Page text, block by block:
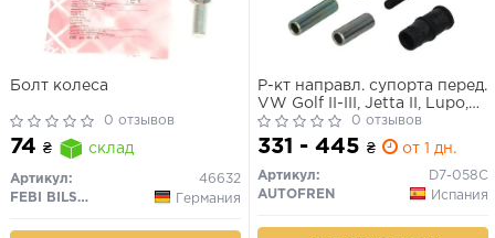
Болт колеса
0 отзывов
74 ₴ склад
Артикул:
46632
FEBI BILSTEIN
Германия
Р-кт направл. супорта перед.
VW Golf II-III, Jetta II, Lupo,
Passat, Polo, Vento /Seat
Arosa, Cordoba, Ibiza, Toledo I
/Skoda Fabia, Roomster
(Bosch 12mm)
0 отзывов
331 - 445 ₴ от 1 дн.
Артикул:
D7-058C
AUTOFREN
Испания